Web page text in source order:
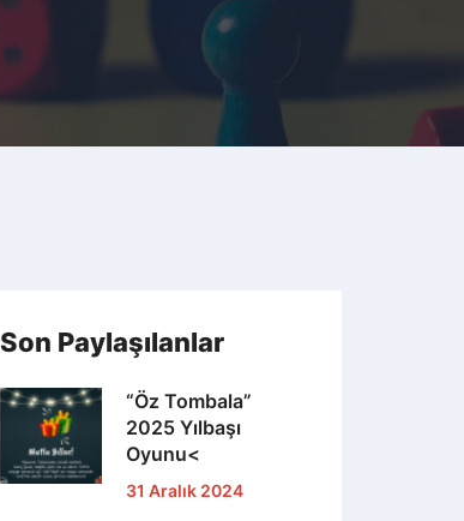
Son Paylaşılanlar
“Öz Tombala”
2025 Yılbaşı
Oyunu<
31 Aralık 2024